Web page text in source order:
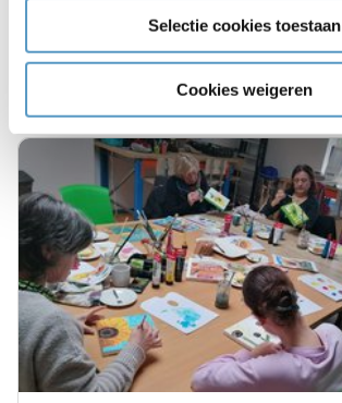
Selectie cookies toestaan
Cookies weigeren
20-01-2025